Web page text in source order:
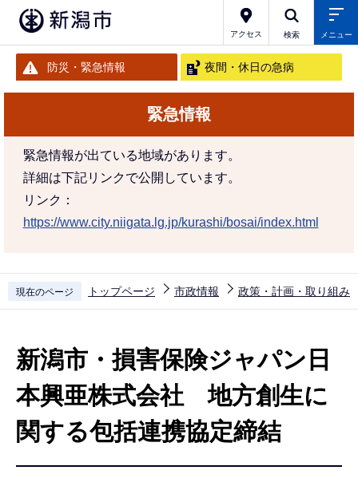
アクセス 検索 メニュー
防災・緊急情報 夜間・休日の急病
緊急情報
緊急情報が出ている地域があります。
詳細は下記リンクで公開しています。
リンク：
https://www.city.niigata.lg.jp/kurashi/bosai/index.html
現在のページ トップページ 市政情報 政策・計画・取り組み
新潟市・損害保険ジャパン日
本興亜株式会社 地方創生に
関する包括連携協定締結